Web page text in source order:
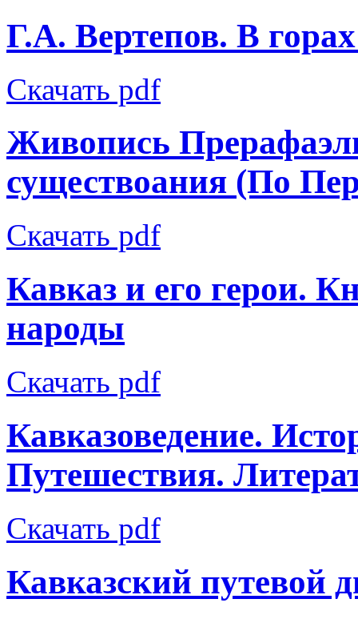
Г.А. Вертепов. В
Скачать pdf
Живопись
существоания (По
Скачать pdf
Кавказ и его герои.
народы
Скачать pdf
Кавказоведение.
Путешествия.
Скачать pdf
Кавказский путевой